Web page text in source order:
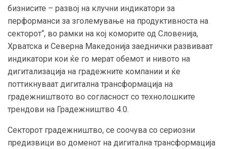
бизнисите – развој на клучни индикатори за
перформанси за зголемување на продуктивноста на
секторот“, во рамки на кој коморите од Словенија,
Хрватска и Северна Македонија заеднички развиваат
индикатори кои ќе го мерат обемот и нивото на
дигитализација на градежните компании и ќе
поттикнуваат дигитална трансформација на
градежништвото во согласност со технолошките
трендови на Градежништво 4.0.
Секторот градежништво, се соочува со сериозни
предизвици во доменот на дигитална трансформација